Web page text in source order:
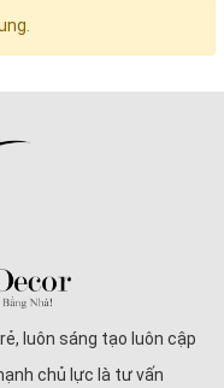
luôn sáng tạo luôn cập
chủ lực là tư vấn